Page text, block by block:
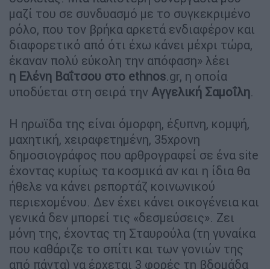
μαζί του σε συνδυασμό με το συγκεκριμένο
ρόλο, που τον βρήκα αρκετά ενδιαφέρον και
διαφορετικό από ότι έχω κάνει μέχρι τώρα,
έκαναν πολύ εύκολη την απόφαση» λέει
η Ελένη Βαΐτσου στο ethnos.gr, η οποία
υποδύεται στη σειρά την Αγγελική Σαμοΐλη.
Η ηρωϊδα της είναι όμορφη, έξυπνη, κομψή,
μαχητική, χειραφετημένη, 35χρονη
δημοσιογράφος που αρθρογραφεί σε ένα site
έχοντας κυρίως τα κοσμικά αν και η ίδια θα
ήθελε να κάνει ρεπορτάζ κοινωνικού
περιεχομένου. Δεν έχει κάνει οικογένεια και
γενικά δεν μπορεί τις «δεσμεύσεις». Ζει
μόνη της, έχοντας τη Σταυρούλα (τη γυναίκα
που καθάριζε το σπίτι και των γονιών της
από πάντα) να έρχεται 3 φορές τη βδομάδα